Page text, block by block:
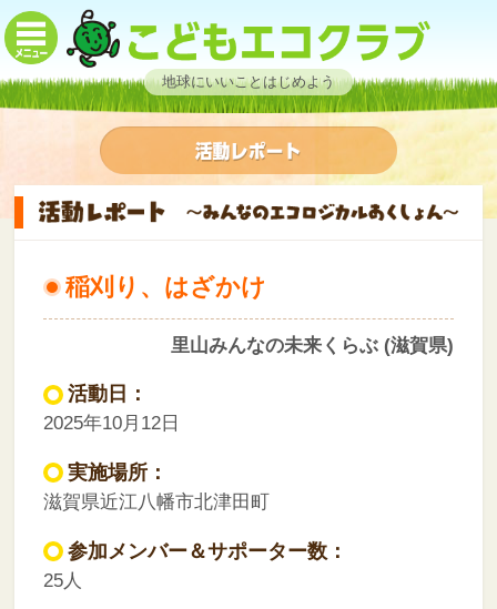
地球にいいことはじめよう
稲刈り、はざかけ
里山みんなの未来くらぶ (滋賀県)
活動日：
2025年10月12日
実施場所：
滋賀県近江八幡市北津田町
参加メンバー＆サポーター数：
25人